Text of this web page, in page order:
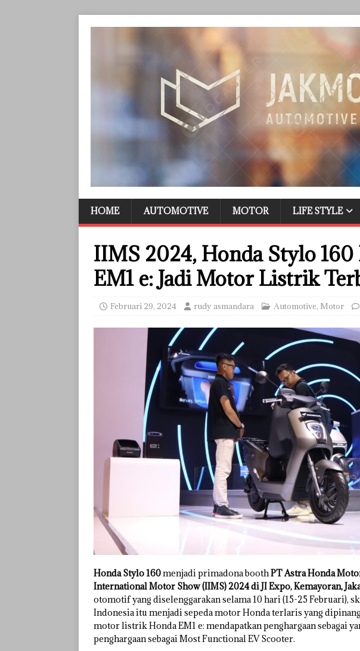
HOME AUTOMOTIVE MOTOR LIFE STYLE
IIMS 2024, Honda Stylo
EM1 e: Jadi Motor Listrik
Februari 29, 2024 rudy asmandara Automotive, Motor
Honda Stylo 160menjadi primadona boothPT Astra Honda
International Motor Show (IIMS) 2024 di JI Expo, Kemayoran,
otomotif yang diselenggarakan selama 10 hari (15-25 Februari),
Indonesia itu menjadi sepeda motor Honda terlaris yang
motor listrik Honda EM1 e: mendapatkan penghargaan sebagai
penghargaan sebagai Most Functional EV Scooter.